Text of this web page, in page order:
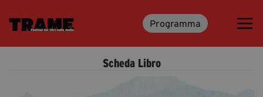
Programma
Trame.15
Scheda Libro